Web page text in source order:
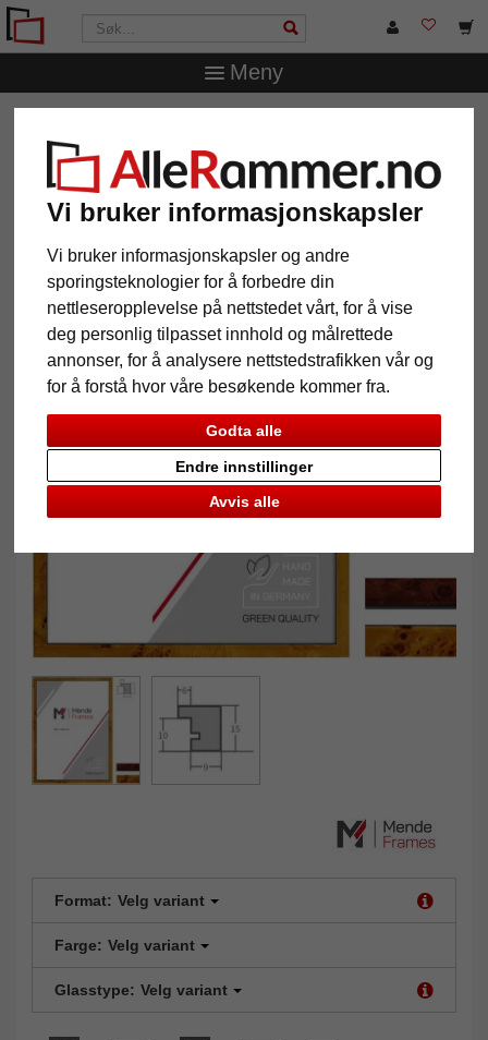
Vi bruker informasjonskapsler
Vi bruker informasjonskapsler og andre
sporingsteknologier for å forbedre din
nettleseropplevelse på nettstedet vårt, for å vise
deg personlig tilpasset innhold og målrettede
annonser, for å analysere nettstedstrafikken vår og
for å forstå hvor våre besøkende kommer fra.
Godta alle
Avvis alle
Endre innstillinger
Meny
Treramme Magwa
Treramme Magwa
Tilbake
Format: Velg variant
Farge: Velg variant
Glasstype: Velg variant